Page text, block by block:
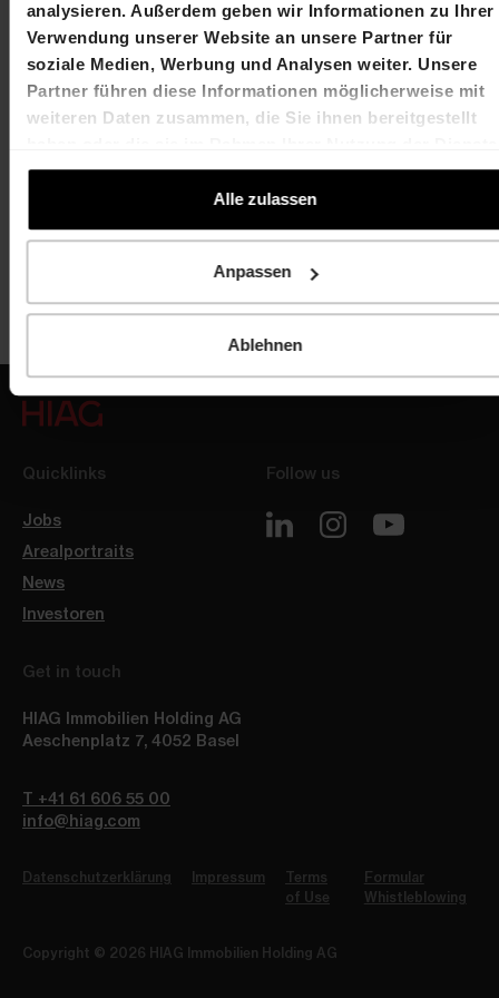
analysieren. Außerdem geben wir Informationen zu Ihrer
Verwendung unserer Website an unsere Partner für
soziale Medien, Werbung und Analysen weiter. Unsere
Partner führen diese Informationen möglicherweise mit
weiteren Daten zusammen, die Sie ihnen bereitgestellt
gesammelt haben.
Alle zulassen
Anpassen
Ablehnen
4052 Basel
T +41 61 606 55 00
investor.relations@hiag.com
www.hiag.com
Quicklinks
Jobs
Arealportraits
News
Investoren
Follow us
Get in touch
HIAG Immobilien Holding AG
Aeschenplatz 7, 4052 Basel
T +41 61 606 55 00
info@hiag.com
Datenschutzerklärung Impressum
Terms
of Use
Formular
Whistleblowing
Copyright © 2026 HIAG Immobilien Holding AG